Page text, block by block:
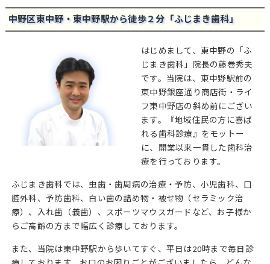
中野区東中野・東中野駅から徒歩２分「ふじまき歯科」
はじめまして、東中野の「ふ
じまき歯科」院長の藤巻秀夫
です。当院は、東中野駅前の
東中野銀座通り商店街・ライ
フ東中野店の斜め前にござい
ます。『地域住民の方に喜ば
れる歯科診療』をモットー
に、開業以来一貫した歯科治
療を行っております。
ふじまき歯科では、虫歯・歯周病の治療・予防、小児歯科、口
腔外科、予防歯科、白い歯の詰め物・被せ物（セラミック治
療）、入れ歯（義歯）、スポーツマウスガードなど、お子様か
らご高齢の方まで幅広く診療しております。
また、当院は東中野駅から歩いてすぐ、平日は20時まで毎日診